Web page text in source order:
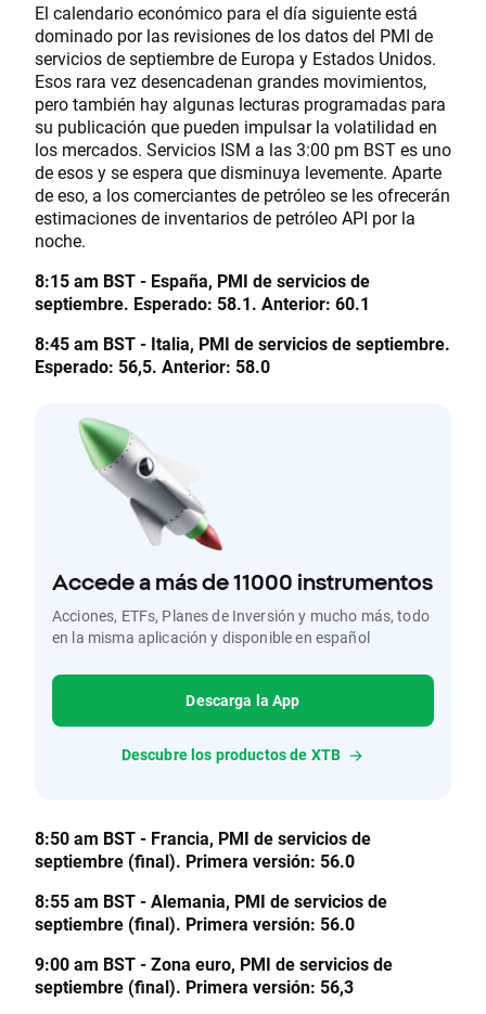
El calendario económico para el día siguiente está
dominado por las revisiones de los datos del PMI de
servicios de septiembre de Europa y Estados Unidos.
Esos rara vez desencadenan grandes movimientos,
pero también hay algunas lecturas programadas para
su publicación que pueden impulsar la volatilidad en
los mercados. Servicios ISM a las 3:00 pm BST es uno
de esos y se espera que disminuya levemente. Aparte
de eso, a los comerciantes de petróleo se les ofrecerán
estimaciones de inventarios de petróleo API por la
noche.
8:15 am BST - España, PMI de servicios de
septiembre. Esperado: 58.1. Anterior: 60.1
8:45 am BST - Italia, PMI de servicios de septiembre.
Esperado: 56,5. Anterior: 58.0
Accede a más de 11000 instrumentos
Acciones, ETFs, Planes de Inversión y mucho más, todo
en la misma aplicación y disponible en español
Descarga la App
Descubre los productos de XTB
8:50 am BST - Francia, PMI de servicios de
septiembre (final). Primera versión: 56.0
8:55 am BST - Alemania, PMI de servicios de
septiembre (final). Primera versión: 56.0
9:00 am BST - Zona euro, PMI de servicios de
septiembre (final). Primera versión: 56,3